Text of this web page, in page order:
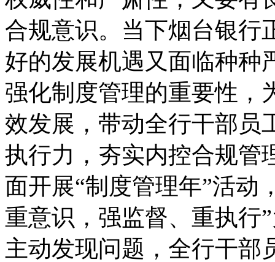
合规意识。当下烟台银行
好的发展机遇又面临种种
强化制度管理的重要性，
效发展，带动全行干部员
执行力，夯实内控合规管
面开展“制度管理年”活动
重意识，强监督、重执行
主动发现问题，全行干部